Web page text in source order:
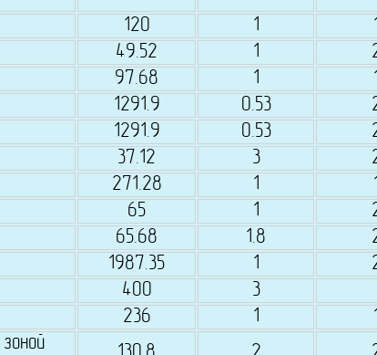
120 1
49.52 1
97.68 1
1291.9 0.53
1291.9 0.53
37.12 3
271.28 1
65 1
65.68 1.8
1987.35 1
400 3
236 1